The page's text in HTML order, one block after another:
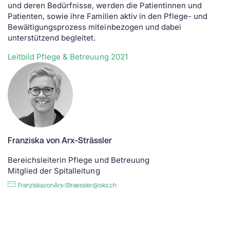
und deren Bedürfnisse, werden die Patientinnen und
Patienten, sowie ihre Familien aktiv in den Pflege- und
Bewältigungsprozess miteinbezogen und dabei
unterstützend begleitet.
Leitbild Pflege & Betreuung 2021
Franziska von Arx-Strässler
Bereichsleiterin Pflege und Betreuung
Mitglied der Spitalleitung
Franziska.vonArx-Straessler@oks.ch